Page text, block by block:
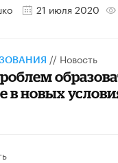
21 июля 2020
// Новость
в новых